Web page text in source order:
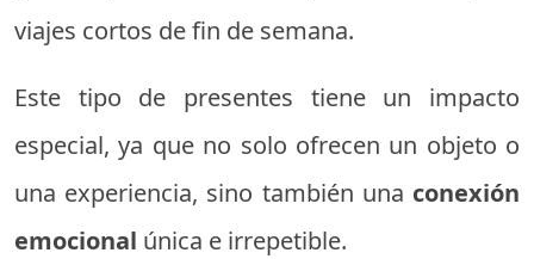
viajes cortos de fin de semana.
Este tipo de presentes tiene un impacto
especial, ya que no solo ofrecen un objeto o
una experiencia, sino también una conexión
emocional única e irrepetible.